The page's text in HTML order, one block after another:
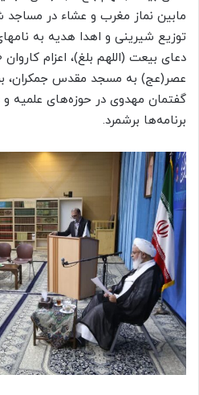
مابین نماز مغرب و عشاء در مساجد
توزیع شیرینی و اهدا هدیه به
عصر(عج) به مسجد مقدس جمکران،
گفتمان مهدوی در حوزه‌های علمیه و
برنامه‌ها برشمرد.